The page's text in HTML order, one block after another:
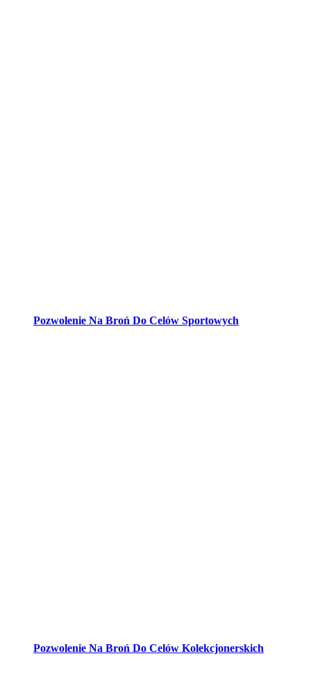
Pozwolenie Na Broń Do Celów Sportowych
Pozwolenie Na Broń Do Celów Kolekcjonerskich